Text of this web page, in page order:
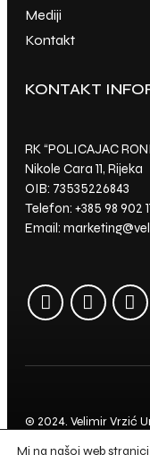
Mediji
Kontakt
KONTAKT
RK “POLICAJAC
Nikole Cara 11, Rijeka
OIB: 73535226843
Telefon: +385 98 902
Email:
© 2024. Velimir Vrzić
Mi na našoj web